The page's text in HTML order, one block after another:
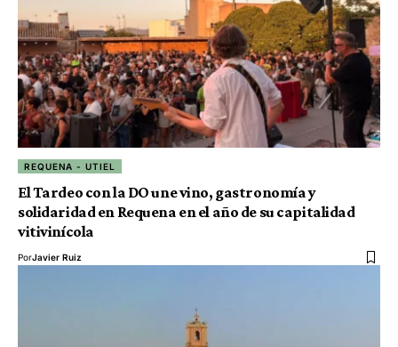
REQUENA - UTIEL
El Tardeo con la DO une vino, gastronomía y
solidaridad en Requena en el año de su capitalidad
vitivinícola
PorJavier Ruiz